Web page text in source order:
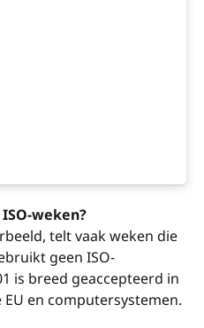
weken?
telt vaak weken die
geen ISO-
is breed geaccepteerd in
en computersystemen.